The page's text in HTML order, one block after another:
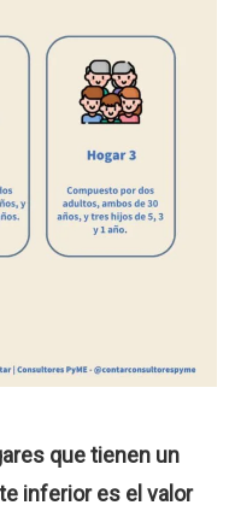
que tienen un
inferior es el valor